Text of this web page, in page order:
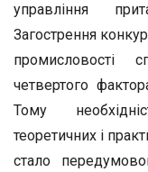
управління
Загострення
промисловості
четвертого
Тому
теоретичних і
стало